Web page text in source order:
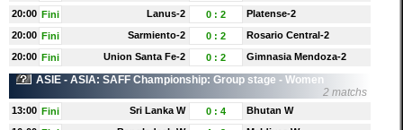
20:00
Fini Lanus-2 0 : 2
Platense-2
20:00
Fini Sarmiento-2 0 : 2
Rosario Central-2
20:00
Fini Union Santa Fe-2 0 : 2 Gimnasia Mendoza-2
ASIE - ASIA: SAFF Championship: Group stage - Women
2 matchs
13:00 Fini Sri Lanka W 0 : 4
Bhutan W